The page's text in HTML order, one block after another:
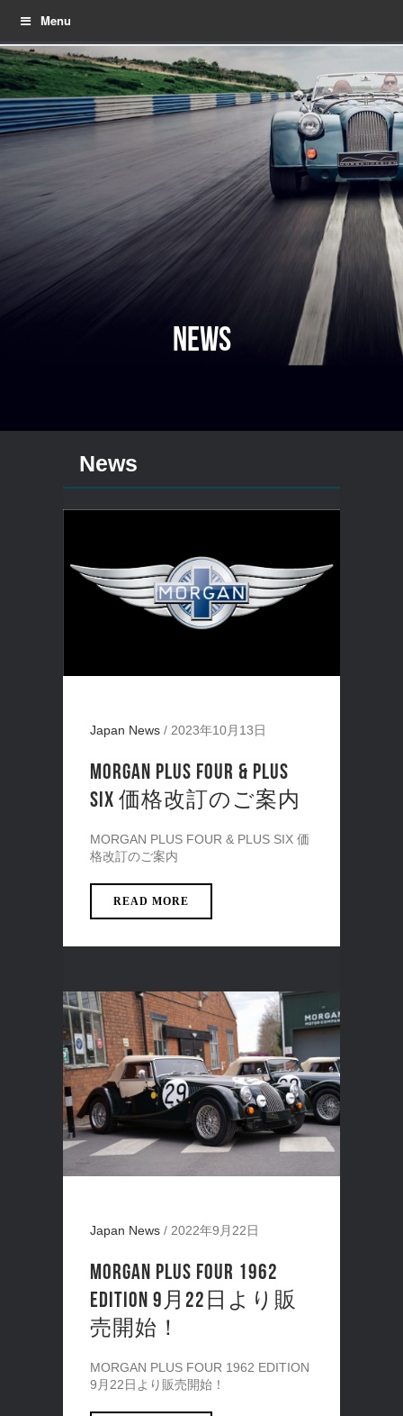
Menu
NEWS
News
Japan News / 2023年10月13日
MORGAN PLUS FOUR & PLUS
SIX 価格改訂のご案内
MORGAN PLUS FOUR & PLUS SIX 価
格改訂のご案内
READ MORE
Japan News / 2022年9月22日
MORGAN PLUS FOUR 1962
EDITION 9月22日より販
売開始！
MORGAN PLUS FOUR 1962 EDITION
9月22日より販売開始！